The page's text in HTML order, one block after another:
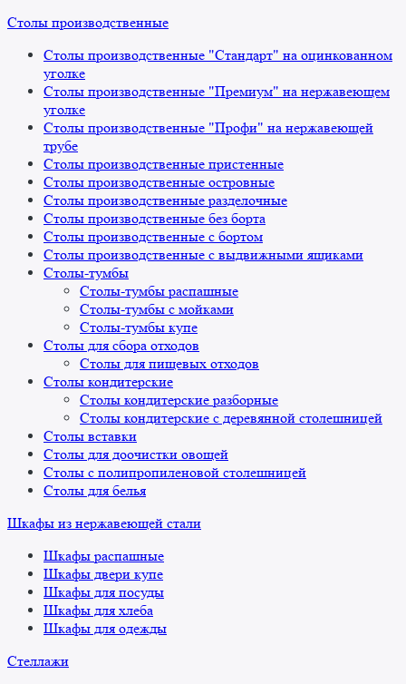
Столы производственные
Столы производственные "Стандарт" на оцинкованном
уголке
Столы производственные "Премиум" на нержавеющем
уголке
Столы производственные "Профи" на нержавеющей
трубе
Столы производственные пристенные
Столы производственные островные
Столы производственные разделочные
Столы производственные без борта
Столы производственные с бортом
Столы производственные с выдвижными ящиками
Столы-тумбы
Столы-тумбы распашные
Столы-тумбы с мойками
Столы-тумбы купе
Столы для сбора отходов
Столы для пищевых отходов
Столы кондитерские
Столы кондитерские разборные
Столы кондитерские с деревянной столешницей
Столы вставки
Столы для доочистки овощей
Столы с полипропиленовой столешницей
Столы для белья
Шкафы из нержавеющей стали
Шкафы распашные
Шкафы двери купе
Шкафы для посуды
Шкафы для хлеба
Шкафы для одежды
Стеллажи